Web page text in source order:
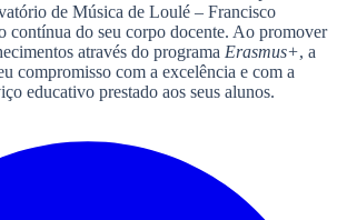
de Música de Loulé – Francisco
contínua do seu corpo docente. Ao promover
através do programa Erasmus+, a
compromisso com a excelência e com a
educativo prestado aos seus alunos.